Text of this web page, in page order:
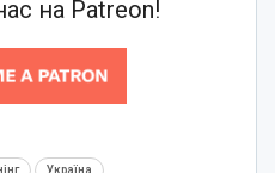
на Patreon!
Україна